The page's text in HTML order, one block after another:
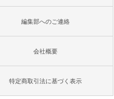
編集部へのご連絡
会社概要
特定商取引法に基づく表示